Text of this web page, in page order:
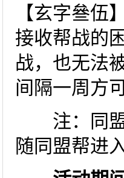
【玄字叄伍
接收帮战的
战，也无法
间隔一周方
注：同盟
随同盟帮进